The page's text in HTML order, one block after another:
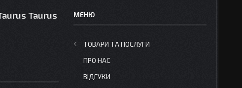
Taurus
ТОВАРИ ТА ПОСЛУГИ
ПРО НАС
ВІДГУКИ